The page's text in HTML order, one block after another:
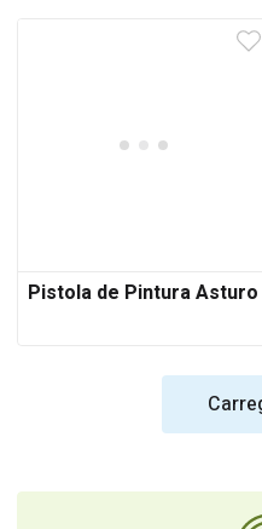
Pistola de Pintura Asturo